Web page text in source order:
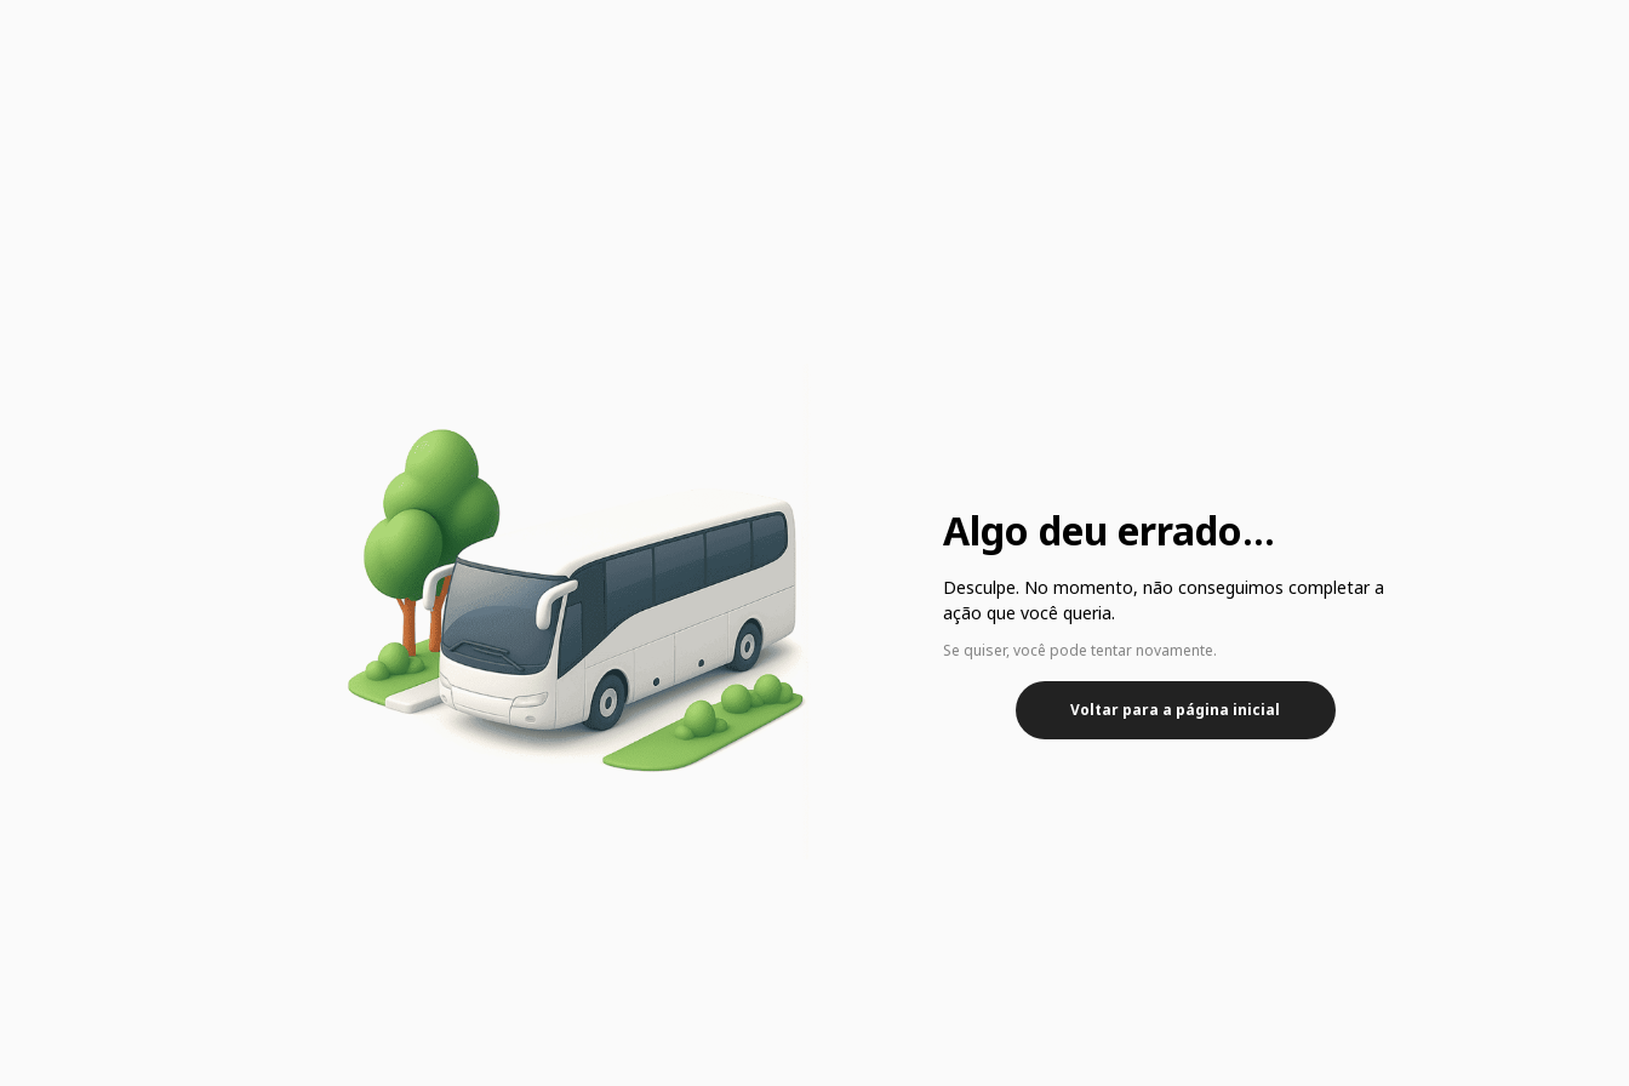
Algo deu errado...
Desculpe. No momento, não conseguimos completar a
ação que você queria.
Se quiser, você pode tentar novamente.
Voltar para a página inicial